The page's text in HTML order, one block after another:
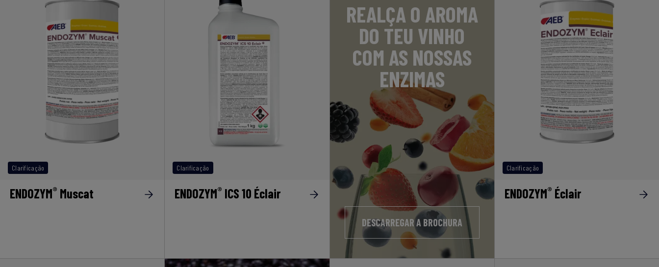
Clarificação
ENDOZYM® Muscat
Clarificação
ENDOZYM® ICS 10 Éclair
REALÇA O AROMA
DO TEU VINHO
COM AS NOSSAS
ENZIMAS
DESCARREGAR A BROCHURA
Clarificação
ENDOZYM® Éclair